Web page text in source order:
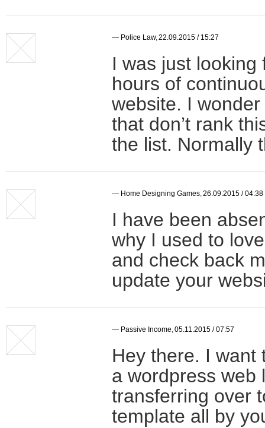
— Police Law,22.09.2015 / 15:27
I was just
hours of
website. I
that don’t rank
the list. Normally
— Home Designing Games,26.09.2015 / 04:38
I have been
why I used to
and check back
update your
— Passive Income,05.11.2015 / 07:57
Hey there. I want
a wordpress web
transferring over
template all by